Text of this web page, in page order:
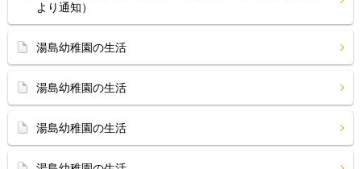
より通知）
湯島幼稚園の生活
湯島幼稚園の生活
湯島幼稚園の生活